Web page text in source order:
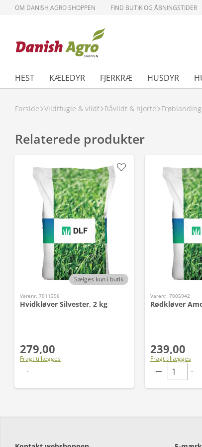
OM DANISH AGRO SHOPPEN FIND BUTIK OG ÅBNINGSTIDER
HEST KÆLEDYR FJERKRÆ HUSDYR
Forside Vildtfugle & vildt Råvildt & hjorte
Relaterede produkter
Sælges kun i butik
Varenr. 7011396
Hvidkløver Silvester, 2 kg
279,00
Fragt tillægges
Varenr. 7005942
Rødkløver
239,00
Fragt tillægges